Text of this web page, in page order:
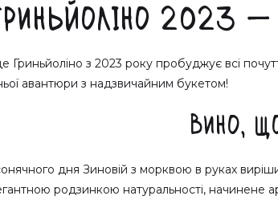
2023 —
Гриньйоліно з 2023 року пробуджує всі
авантюри з надзвичайним букетом!
Вино,
дня Зиновій з морквою в руках
родзинкою натуральності, начинене